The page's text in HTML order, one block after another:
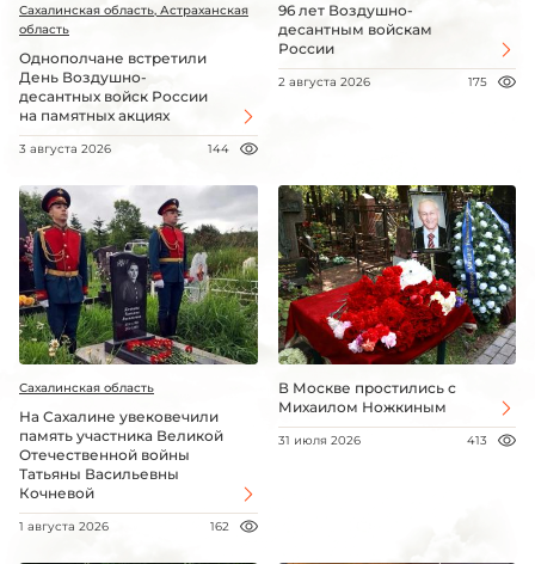
Сахалинская область, Астраханская
область
Однополчане встретили
День Воздушно-
десантных войск России
на памятных акциях
3 августа 2026 144
96 лет Воздушно-
десантным войскам
России
2 августа 2026 175
Сахалинская область
На Сахалине увековечили
память участника Великой
Отечественной войны
Татьяны Васильевны
Кочневой
1 августа 2026 162
В Москве простились с
Михаилом Ножкиным
31 июля 2026 413